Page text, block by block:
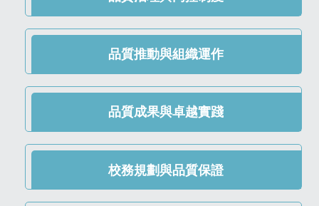
品質推動與組織運作
品質成果與卓越實踐
校務規劃與品質保證